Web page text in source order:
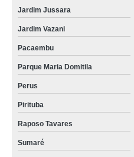
Jardim Jussara
Jardim Vazani
Pacaembu
Parque Maria Domitila
Perus
Pirituba
Raposo Tavares
Sumaré